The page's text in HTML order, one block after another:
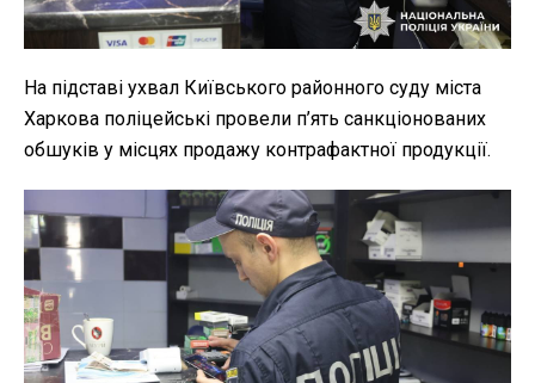
На підставі ухвал Київського районного суду міста
Харкова поліцейські провели п’ять санкціонованих
обшуків у місцях продажу контрафактної продукції.